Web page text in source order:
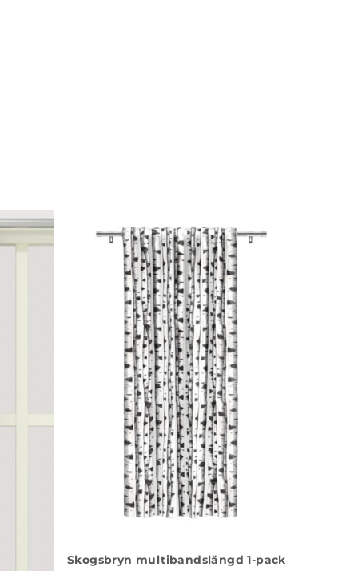
Skogsbryn multibandslängd 1-pack